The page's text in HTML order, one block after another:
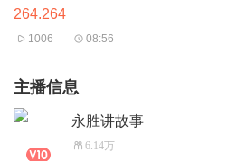
264.264
1006 08:56
主播信息
永胜讲故事
6.14万